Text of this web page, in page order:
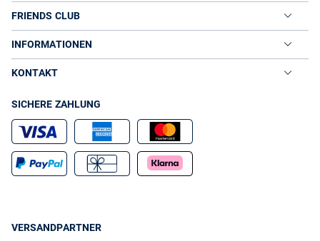
FRIENDS CLUB
INFORMATIONEN
KONTAKT
SICHERE ZAHLUNG
VERSANDPARTNER